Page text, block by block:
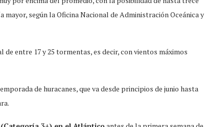
según la Oficina Nacional de Administración Oceánica y
entre 17 y 25 tormentas, es decir, con vientos máximos
de huracanes, que va desde principios de junio hasta